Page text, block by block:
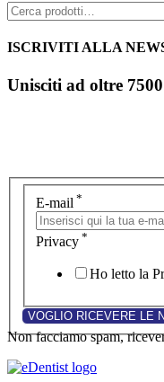
Cerca:
ISCRIVITI ALLA
Unisciti ad oltre
E-mail *
Privacy *
Ho letto la
Non facciamo spam,